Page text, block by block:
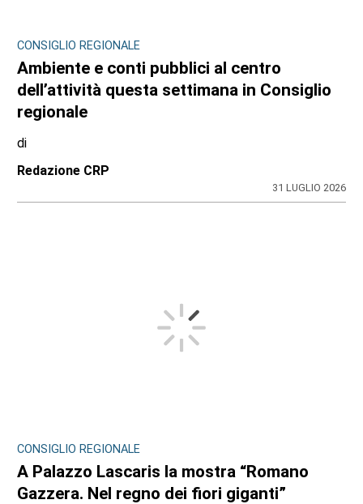
CONSIGLIO REGIONALE
Ambiente e conti pubblici al centro
dell’attività questa settimana in Consiglio
regionale
di
Redazione CRP
31 LUGLIO 2026
CONSIGLIO REGIONALE
A Palazzo Lascaris la mostra “Romano
Gazzera. Nel regno dei fiori giganti”